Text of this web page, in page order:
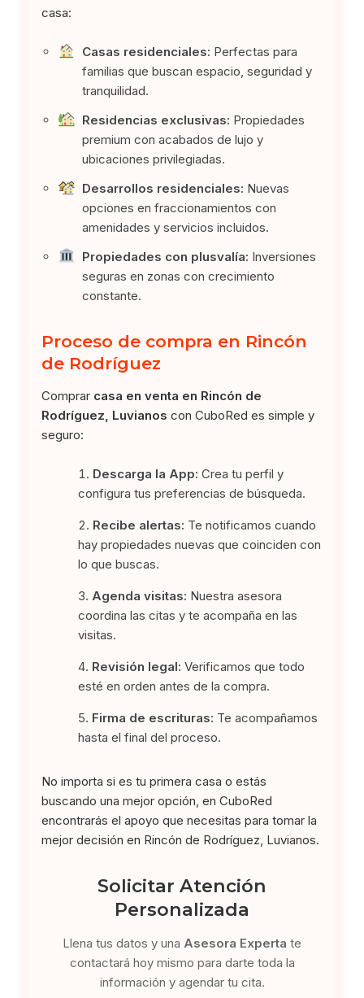
casa:
Casas residenciales: Perfectas para
familias que buscan espacio, seguridad y
tranquilidad.
Residencias exclusivas: Propiedades
premium con acabados de lujo y
ubicaciones privilegiadas.
Desarrollos residenciales: Nuevas
opciones en fraccionamientos con
amenidades y servicios incluidos.
Propiedades con plusvalía: Inversiones
seguras en zonas con crecimiento
constante.
Proceso de compra en Rincón
de Rodríguez
Comprar casa en venta en Rincón de
Rodríguez, Luvianos con CuboRed es simple y
seguro:
Descarga la App: Crea tu perfil y
configura tus preferencias de búsqueda.
Recibe alertas: Te notificamos cuando
hay propiedades nuevas que coinciden con
lo que buscas.
Agenda visitas: Nuestra asesora
coordina las citas y te acompaña en las
visitas.
Revisión legal: Verificamos que todo
esté en orden antes de la compra.
Firma de escrituras: Te acompañamos
hasta el final del proceso.
No importa si es tu primera casa o estás
buscando una mejor opción, en CuboRed
encontrarás el apoyo que necesitas para tomar la
mejor decisión en Rincón de Rodríguez, Luvianos.
Solicitar Atención
Personalizada
Llena tus datos y una Asesora Experta te
contactará hoy mismo para darte toda la
información y agendar tu cita.